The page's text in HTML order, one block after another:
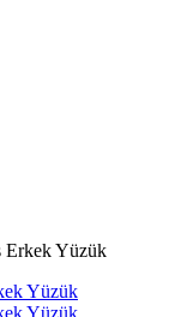
Erkek Yüzük